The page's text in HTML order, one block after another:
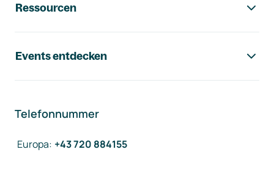
Ressourcen
Events entdecken
Telefonnummer
Europa: +43 720 884155